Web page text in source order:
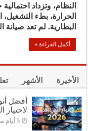
النظام، وتزداد
الحرارة، بطء
البطارية. لم تعد
أكمل القراءة »
الأخيرة الأشهر